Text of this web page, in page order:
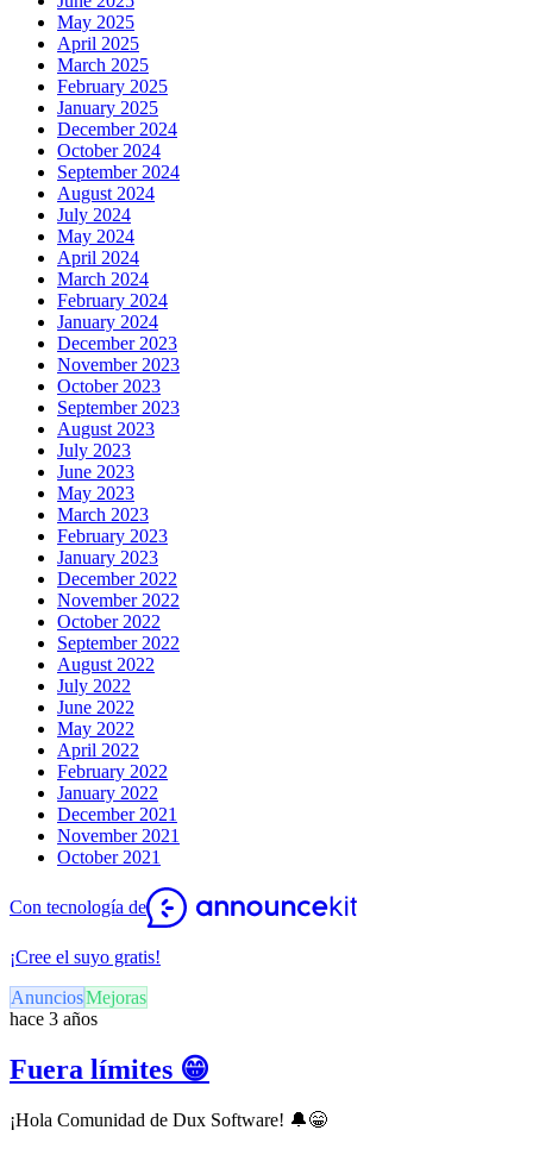
May 2025
April 2025
March 2025
February 2025
January 2025
December 2024
October 2024
September 2024
August 2024
July 2024
May 2024
April 2024
March 2024
February 2024
January 2024
December 2023
November 2023
October 2023
September 2023
August 2023
July 2023
June 2023
May 2023
March 2023
February 2023
January 2023
December 2022
November 2022
October 2022
September 2022
August 2022
July 2022
June 2022
May 2022
April 2022
February 2022
January 2022
December 2021
November 2021
October 2021
Con tecnología de
¡Cree el suyo gratis!
AnunciosMejoras
hace 3 años
Fuera límites 😁
¡Hola Comunidad de Dux Software! 🔔😁